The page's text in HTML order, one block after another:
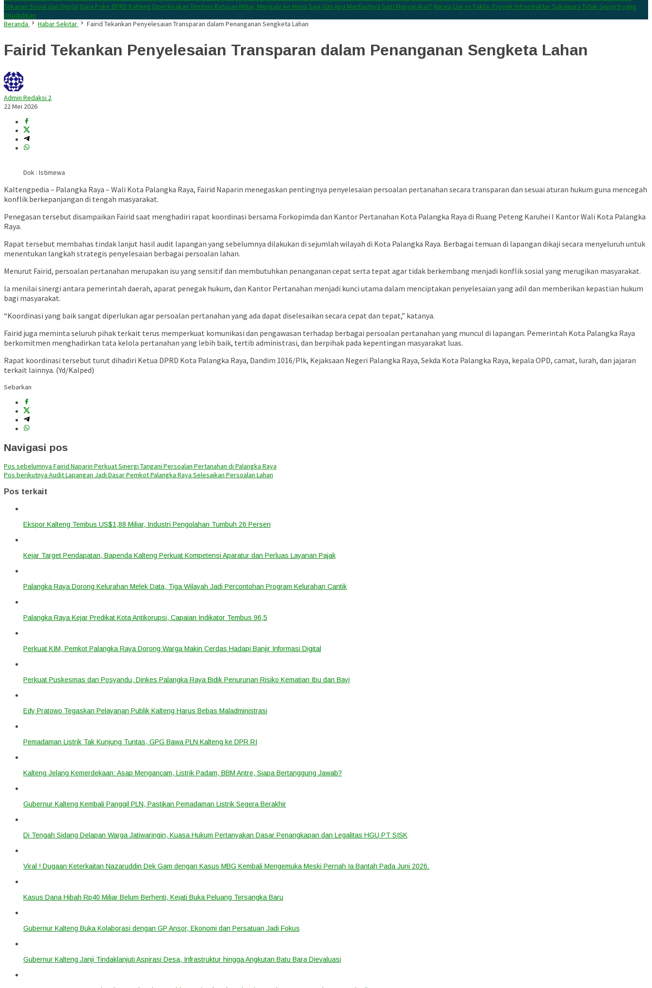
Tekanan Sosial dan Digital Dana Pokir DPRD Kalteng Diperkirakan Tembus Ratusan Miliar, Mengalir ke Mana Saja dan Apa Manfaatnya bagi Masyarakat? Narasi Liar vs Fakta: Proyek Infrastruktur Sukamara Tidak Seperti yang
Dituduhkan
Beranda
Habar Sekitar Fairid Tekankan Penyelesaian Transparan dalam Penanganan Sengketa Lahan
Fairid Tekankan Penyelesaian Transparan dalam Penanganan Sengketa Lahan
Admin Redaksi 2
22 Mei 2026
Dok : Istimewa
Kaltengpedia – Palangka Raya – Wali Kota Palangka Raya, Fairid Naparin menegaskan pentingnya penyelesaian persoalan pertanahan secara transparan dan sesuai aturan hukum guna mencegah
konflik berkepanjangan di tengah masyarakat.
Penegasan tersebut disampaikan Fairid saat menghadiri rapat koordinasi bersama Forkopimda dan Kantor Pertanahan Kota Palangka Raya di Ruang Peteng Karuhei I Kantor Wali Kota Palangka
Raya.
Rapat tersebut membahas tindak lanjut hasil audit lapangan yang sebelumnya dilakukan di sejumlah wilayah di Kota Palangka Raya. Berbagai temuan di lapangan dikaji secara menyeluruh untuk
menentukan langkah strategis penyelesaian berbagai persoalan lahan.
Menurut Fairid, persoalan pertanahan merupakan isu yang sensitif dan membutuhkan penanganan cepat serta tepat agar tidak berkembang menjadi konflik sosial yang merugikan masyarakat.
Ia menilai sinergi antara pemerintah daerah, aparat penegak hukum, dan Kantor Pertanahan menjadi kunci utama dalam menciptakan penyelesaian yang adil dan memberikan kepastian hukum
bagi masyarakat.
“Koordinasi yang baik sangat diperlukan agar persoalan pertanahan yang ada dapat diselesaikan secara cepat dan tepat,” katanya.
Fairid juga meminta seluruh pihak terkait terus memperkuat komunikasi dan pengawasan terhadap berbagai persoalan pertanahan yang muncul di lapangan. Pemerintah Kota Palangka Raya
berkomitmen menghadirkan tata kelola pertanahan yang lebih baik, tertib administrasi, dan berpihak pada kepentingan masyarakat luas.
Rapat koordinasi tersebut turut dihadiri Ketua DPRD Kota Palangka Raya, Dandim 1016/Plk, Kejaksaan Negeri Palangka Raya, Sekda Kota Palangka Raya, kepala OPD, camat, lurah, dan jajaran
terkait lainnya. (Yd/Kalped)
Sebarkan
Navigasi pos
Pos sebelumnya Fairid Naparin Perkuat Sinergi Tangani Persoalan Pertanahan di Palangka Raya
Pos berikutnya Audit Lapangan Jadi Dasar Pemkot Palangka Raya Selesaikan Persoalan Lahan
Pos terkait
Ekspor Kalteng Tembus US$1,88 Miliar, Industri Pengolahan Tumbuh 26 Persen
Kejar Target Pendapatan, Bapenda Kalteng Perkuat Kompetensi Aparatur dan Perluas Layanan Pajak
Palangka Raya Dorong Kelurahan Melek Data, Tiga Wilayah Jadi Percontohan Program Kelurahan Cantik
Palangka Raya Kejar Predikat Kota Antikorupsi, Capaian Indikator Tembus 96,5
Perkuat KIM, Pemkot Palangka Raya Dorong Warga Makin Cerdas Hadapi Banjir Informasi Digital
Perkuat Puskesmas dan Posyandu, Dinkes Palangka Raya Bidik Penurunan Risiko Kematian Ibu dan Bayi
Edy Pratowo Tegaskan Pelayanan Publik Kalteng Harus Bebas Maladministrasi
Pemadaman Listrik Tak Kunjung Tuntas, GPG Bawa PLN Kalteng ke DPR RI
Kalteng Jelang Kemerdekaan: Asap Mengancam, Listrik Padam, BBM Antre, Siapa Bertanggung Jawab?
Gubernur Kalteng Kembali Panggil PLN, Pastikan Pemadaman Listrik Segera Berakhir
Di Tengah Sidang Delapan Warga Jatiwaringin, Kuasa Hukum Pertanyakan Dasar Penangkapan dan Legalitas HGU PT SISK
Viral ! Dugaan Keterkaitan Nazaruddin Dek Gam dengan Kasus MBG Kembali Mengemuka Meski Pernah Ia Bantah Pada Juni 2026.
Kasus Dana Hibah Rp40 Miliar Belum Berhenti, Kejati Buka Peluang Tersangka Baru
Gubernur Kalteng Buka Kolaborasi dengan GP Ansor, Ekonomi dan Persatuan Jadi Fokus
Gubernur Kalteng Janji Tindaklanjuti Aspirasi Desa, Infrastruktur hingga Angkutan Batu Bara Dievaluasi